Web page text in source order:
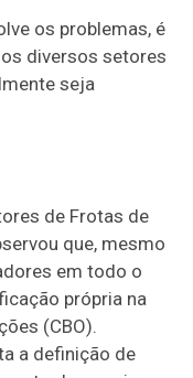
os problemas, é
diversos setores
seja
de Frotas de
que, mesmo
em todo o
própria na
(CBO).
a definição de